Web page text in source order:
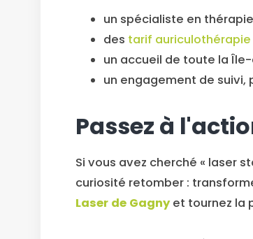
un spécialiste en
des tarif auriculothérapie
un accueil de toute la
un engagement de suivi,
Passez à
Si vous avez cherché « laser
curiosité retomber :
Laser de Gagnyet tournez la